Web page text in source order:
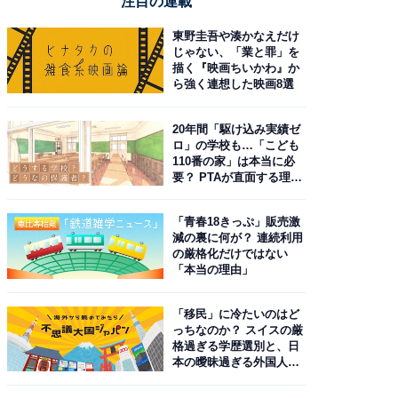
東野圭吾や湊かなえだけ
じゃない、「業と罪」を
描く『映画ちいかわ』か
ら強く連想した映画8選
20年間「駆け込み実績ゼ
ロ」の学校も…「こども
110番の家」は本当に必
要？ PTAが直面する理想
「青春18きっぷ」販売激
減の裏に何が？ 連続利用
の厳格化だけではない
「本当の理由」
「移民」に冷たいのはど
っちなのか？ スイスの厳
格過ぎる学歴選別と、日
本の曖昧過ぎる外国人政